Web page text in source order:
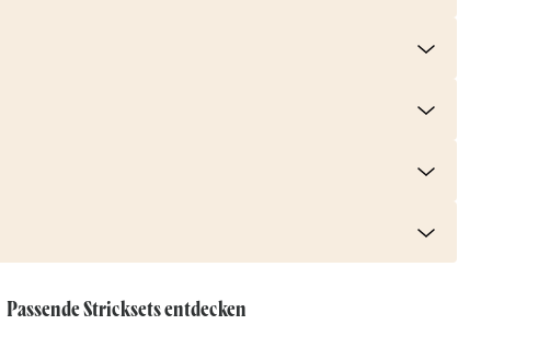
Passende Stricksets entdecken